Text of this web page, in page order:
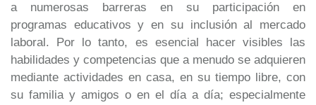
a numerosas barreras en su participación en
programas educativos y en su inclusión al mercado
laboral. Por lo tanto, es esencial hacer visibles las
habilidades y competencias que a menudo se adquieren
mediante actividades en casa, en su tiempo libre, con
su familia y amigos o en el día a día; especialmente